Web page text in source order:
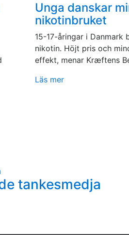
Unga danskar
nikotinbruket
15-17-åringar i Danmark
nikotin. Höjt pris och
effekt, menar Kræftens
Läs mer
tankesmedja